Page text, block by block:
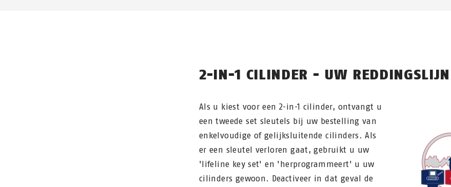
2-IN-1 CILINDER - UW REDDINGSLIJN
Als u kiest voor een 2-in-1 cilinder, ontvangt u
een tweede set sleutels bij uw bestelling van
enkelvoudige of gelijksluitende cilinders. Als
er een sleutel verloren gaat, gebruikt u uw
'lifeline key set' en 'herprogrammeert' u uw
cilinders gewoon. Deactiveer in dat geval de